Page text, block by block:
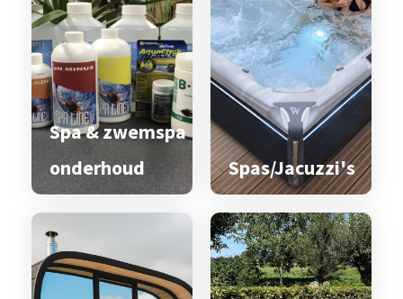
Spa & zwemspa
onderhoud
Spas/Jacuzzi's